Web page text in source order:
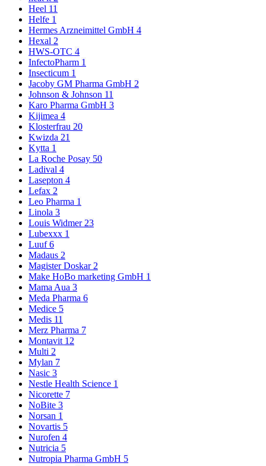
Heel 11
Helfe 1
Hermes Arzneimittel GmbH 4
Hexal 2
HWS-OTC 4
InfectoPharm 1
Insecticum 1
Jacoby GM Pharma GmbH 2
Johnson & Johnson 11
Karo Pharma GmbH 3
Kijimea 4
Klosterfrau 20
Kwizda 21
Kytta 1
La Roche Posay 50
Ladival 4
Lasepton 4
Lefax 2
Leo Pharma 1
Linola 3
Louis Widmer 23
Lubexxx 1
Luuf6
Madaus 2
Magister Doskar 2
Make HoBo marketing GmbH 1
Mama Aua 3
Meda Pharma 6
Medice 5
Medis 11
Merz Pharma 7
Montavit 12
Multi 2
Mylan 7
Nasic 3
Nestle Health Science 1
Nicorette 7
NoBite 3
Norsan 1
Novartis 5
Nurofen 4
Nutricia 5
Nutropia Pharma GmbH 5